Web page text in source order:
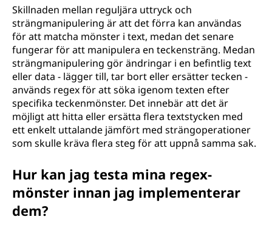
Skillnaden mellan reguljära uttryck och
strängmanipulering är att det förra kan användas
för att matcha mönster i text, medan det senare
fungerar för att manipulera en teckensträng. Medan
strängmanipulering gör ändringar i en befintlig text
eller data - lägger till, tar bort eller ersätter tecken -
används regex för att söka igenom texten efter
specifika teckenmönster. Det innebär att det är
möjligt att hitta eller ersätta flera textstycken med
ett enkelt uttalande jämfört med strängoperationer
som skulle kräva flera steg för att uppnå samma sak.
Hur kan jag testa mina regex-
mönster innan jag implementerar
dem?